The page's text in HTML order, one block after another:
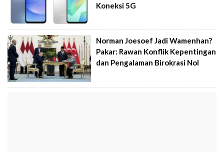
Koneksi 5G
Norman Joesoef Jadi Wamenhan?
Pakar: Rawan Konflik Kepentingan
dan Pengalaman Birokrasi Nol